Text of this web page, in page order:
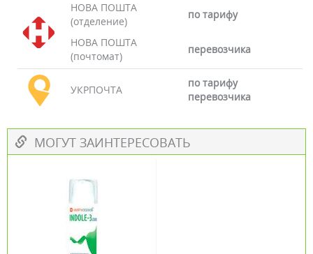
НОВА ПОШТА
(отделение)
по тарифу
НОВА ПОШТА
(почтомат)
перевозчика
УКРПОЧТА
по тарифу
перевозчика
МОГУТ ЗАИНТЕРЕСОВАТЬ